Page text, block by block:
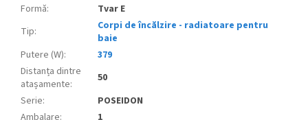
Formă:
Tvar E
Tip:
Corpi de încălzire - radiatoare pentru
baie
Putere (W):
379
Distanța dintre
atașamente:
50
Serie:
POSEIDON
Ambalare:
1